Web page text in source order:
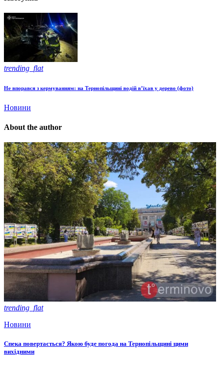
trending_flat
Не впорався з кермуванням: на Тернопільщині водій в’їхав у дерево (фото)
Новини
About the author
trending_flat
Новини
Спека повертається? Якою буде погода на Тернопільщині цими
вихідними